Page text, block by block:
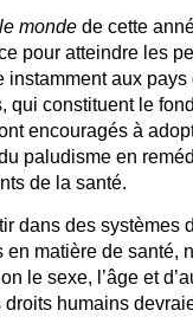
mondede cette
pour atteindre les
instamment aux
qui constituent le
encouragés à
paludisme en
de la santé.
dans des systèmes
matière de santé,
le sexe, l’âge et
droits humains